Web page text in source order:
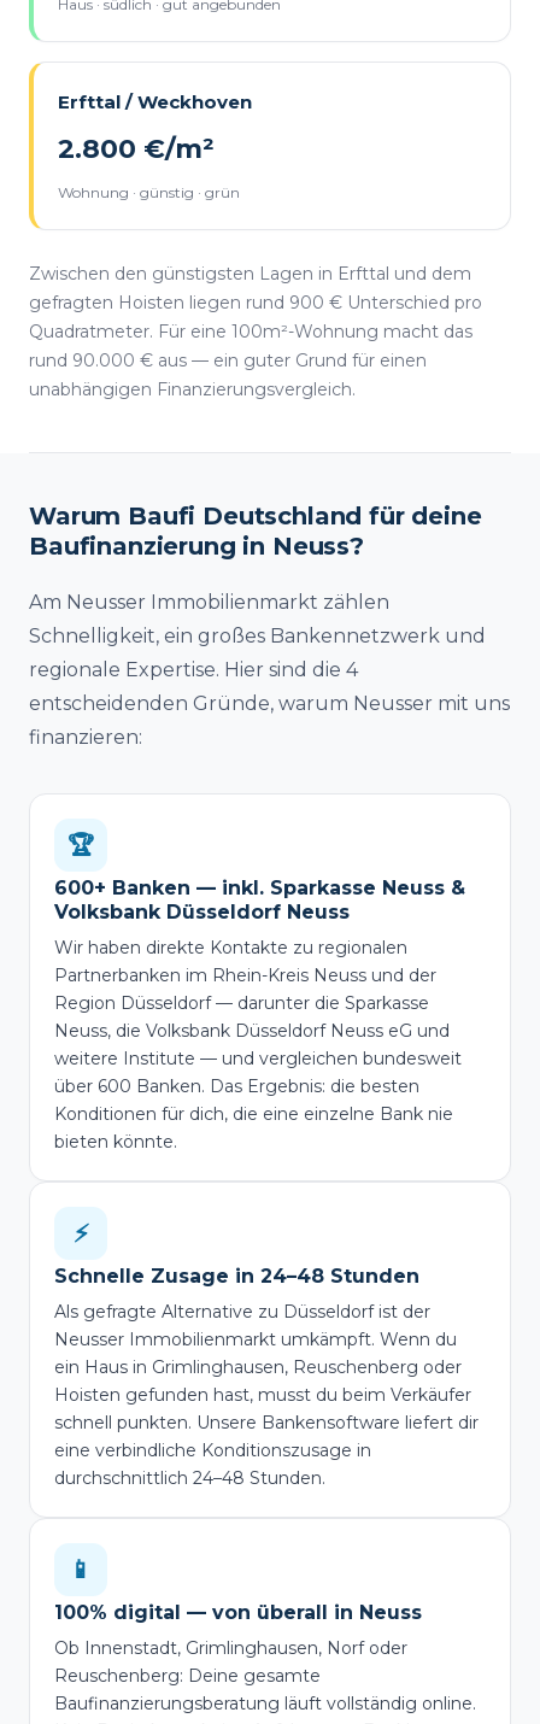
Haus · südlich · gut angebunden
Erfttal / Weckhoven
2.800 €/m²
Wohnung · günstig · grün
Zwischen den günstigsten Lagen in Erfttal und dem
gefragten Hoisten liegen rund 900 € Unterschied pro
Quadratmeter. Für eine 100m²-Wohnung macht das
rund 90.000 € aus — ein guter Grund für einen
unabhängigen Finanzierungsvergleich.
Warum Baufi Deutschland für deine
Baufinanzierung in Neuss?
Am Neusser Immobilienmarkt zählen
Schnelligkeit, ein großes Bankennetzwerk und
regionale Expertise. Hier sind die 4
entscheidenden Gründe, warum Neusser mit uns
finanzieren:
🏆
600+ Banken — inkl. Sparkasse Neuss &
Volksbank Düsseldorf Neuss
Wir haben direkte Kontakte zu regionalen
Partnerbanken im Rhein-Kreis Neuss und der
Region Düsseldorf — darunter die Sparkasse
Neuss, die Volksbank Düsseldorf Neuss eG und
weitere Institute — und vergleichen bundesweit
über 600 Banken. Das Ergebnis: die besten
Konditionen für dich, die eine einzelne Bank nie
bieten könnte.
⚡
Schnelle Zusage in 24–48 Stunden
Als gefragte Alternative zu Düsseldorf ist der
Neusser Immobilienmarkt umkämpft. Wenn du
ein Haus in Grimlinghausen, Reuschenberg oder
Hoisten gefunden hast, musst du beim Verkäufer
schnell punkten. Unsere Bankensoftware liefert dir
eine verbindliche Konditionszusage in
durchschnittlich 24–48 Stunden.
📱
100% digital — von überall in Neuss
Ob Innenstadt, Grimlinghausen, Norf oder
Reuschenberg: Deine gesamte
Baufinanzierungsberatung läuft vollständig online.